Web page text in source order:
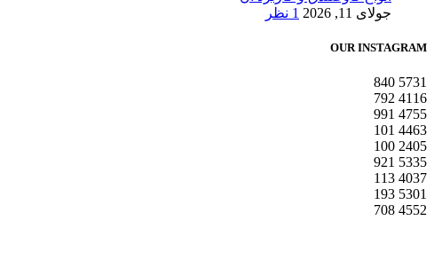
جولای 11, 2026
1 نظر
OUR INSTAGRAM
5731
840
4116
792
4755
991
4463
101
2405
100
5335
921
4037
113
5301
193
4552
708